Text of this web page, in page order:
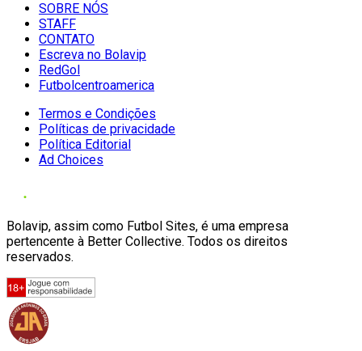
SOBRE NÓS
STAFF
CONTATO
Escreva no Bolavip
RedGol
Futbolcentroamerica
Termos e Condições
Políticas de privacidade
Política Editorial
Ad Choices
Bolavip, assim como Futbol Sites, é uma empresa
pertencente à Better Collective. Todos os direitos
reservados.